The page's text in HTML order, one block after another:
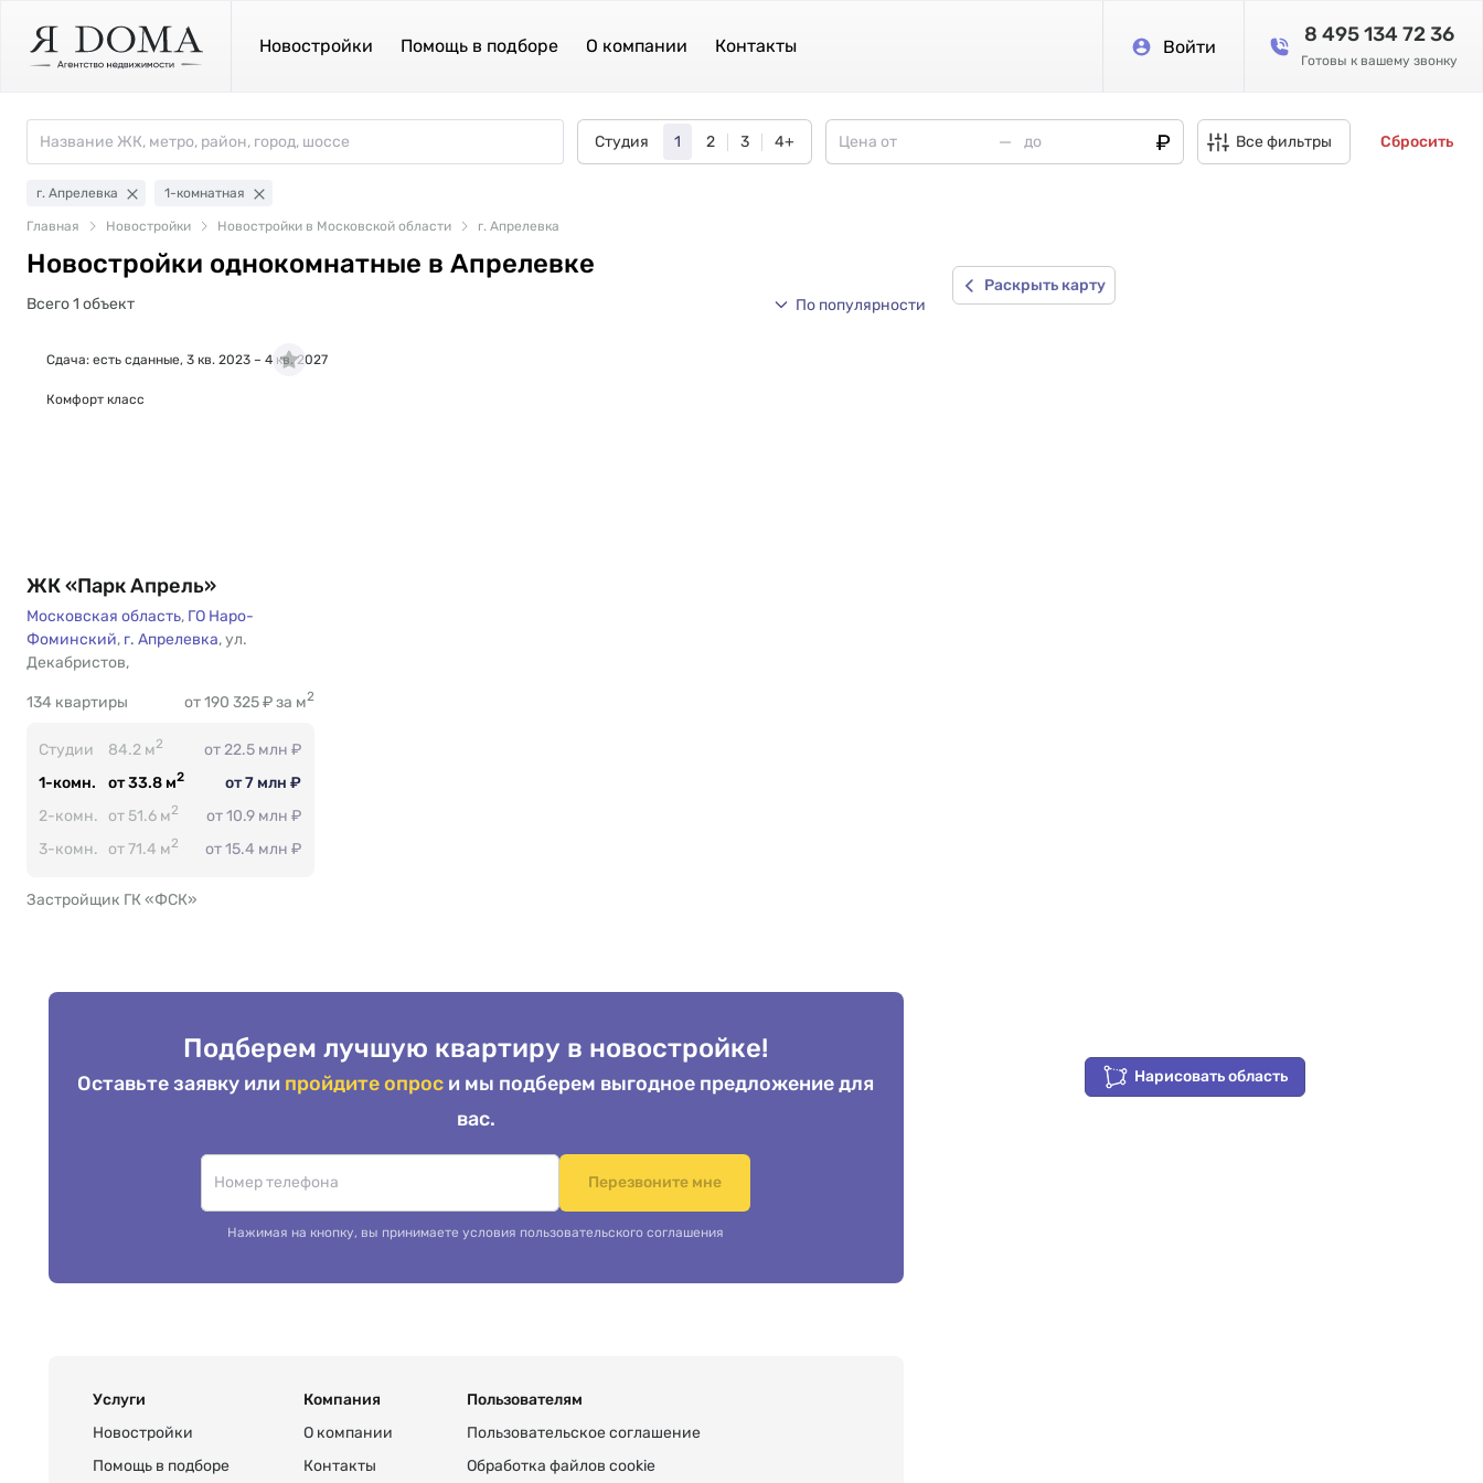
Новостройки Помощь в подборе О компании Контакты Войти
8 495 134 72 36
Готовы к вашему звонку
Студия 1 2 3 4+ Все фильтры Сбросить
г. Апрелевка 1-комнатная
Главная Новостройки Новостройки в Московской области г. Апрелевка
Нарисовать область
Раскрыть карту
Новостройки однокомнатные в Апрелевке
Всего 1 объект По популярности
ЖК «Парк Апрель»
Московская область, ГО Наро-
Фоминский, г. Апрелевка,ул.
Декабристов,
134 квартиры
Есть
от 190 325 ₽ за м2
Студии 84.2 м2
от 22.5 млн ₽
1-комн.
от 33.8 м2
от 7 млн ₽
2-комн.
от 51.6 м2
от 10.9 млн ₽
3-комн.
от 71.4 м2 от 15.4 млн ₽
Застройщик ГК «ФСК»
Сдача: есть сданные, 3 кв. 2023 – 4 кв. 2027
Комфорт класс
Подберем лучшую квартиру в новостройке!
Оставьте заявку или пройдите опрос и мы подберем выгодное предложение для
вас.
Перезвоните мне
Нажимая на кнопку, вы принимаете условия пользовательского соглашения
Услуги
Новостройки
Помощь в подборе
Компания
О компании
Контакты
Пользователям
Пользовательское соглашение
Обработка файлов cookie